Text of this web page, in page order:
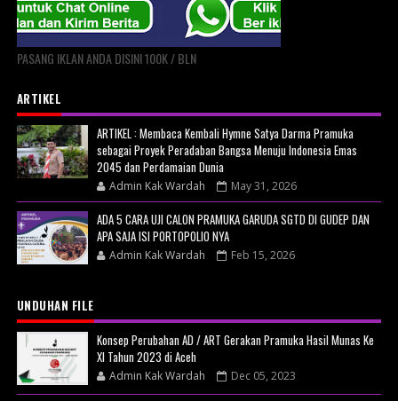
PASANG IKLAN ANDA DISINI 100K / BLN
ARTIKEL
ARTIKEL : Membaca Kembali Hymne Satya Darma Pramuka
sebagai Proyek Peradaban Bangsa Menuju Indonesia Emas
2045 dan Perdamaian Dunia
Admin Kak Wardah May 31, 2026
ADA 5 CARA UJI CALON PRAMUKA GARUDA SGTD DI GUDEP DAN
APA SAJA ISI PORTOPOLIO NYA
Admin Kak Wardah Feb 15, 2026
UNDUHAN FILE
Konsep Perubahan AD / ART Gerakan Pramuka Hasil Munas Ke
XI Tahun 2023 di Aceh
Admin Kak Wardah Dec 05, 2023